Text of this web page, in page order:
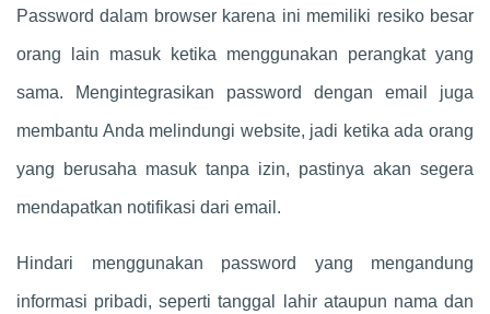
Password dalam browser karena ini memiliki resiko besar
orang lain masuk ketika menggunakan perangkat yang
sama. Mengintegrasikan password dengan email juga
membantu Anda melindungi website, jadi ketika ada orang
yang berusaha masuk tanpa izin, pastinya akan segera
mendapatkan notifikasi dari email.
Hindari menggunakan password yang mengandung
informasi pribadi, seperti tanggal lahir ataupun nama dan